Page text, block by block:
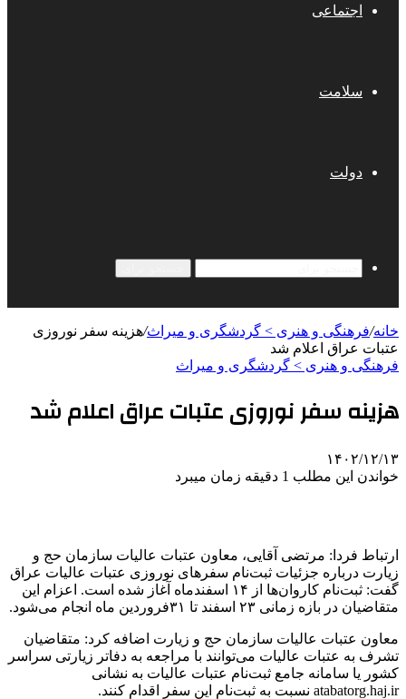
اجتماعی
سلامت
دولت
خانه/فرهنگی و هنری > گردشگری و میراث/هزینه سفر نوروزی
عتبات عراق اعلام شد
فرهنگی و هنری > گردشگری و میراث
هزینه سفر نوروزی عتبات عراق اعلام شد
۱۴۰۲/۱۲/۱۳
خواندن این مطلب 1 دقیقه زمان میبرد
ارتباط فردا: مرتضی آقایی، معاون عتبات عالیات سازمان حج و
زیارت درباره جزئیات ثبت‌نام سفرهای نوروزی عتبات عالیات عراق
گفت: ثبت‌نام کاروان‌ها از ۱۴ اسفندماه آغاز شده است. اعزام این
متقاضیان در بازه زمانی ۲۳ اسفند تا ۳۱فروردین ماه انجام می‌شود.
معاون عتبات عالیات سازمان حج و زیارت اضافه کرد: متقاضیان
تشرف به عتبات عالیات می‌توانند با مراجعه به دفاتر زیارتی سراسر
کشور یا سامانه جامع ثبت‌نام عتبات عالیات به نشانی
atabatorg.haj.ir نسبت به ثبت‌نام این سفر اقدام کنند.